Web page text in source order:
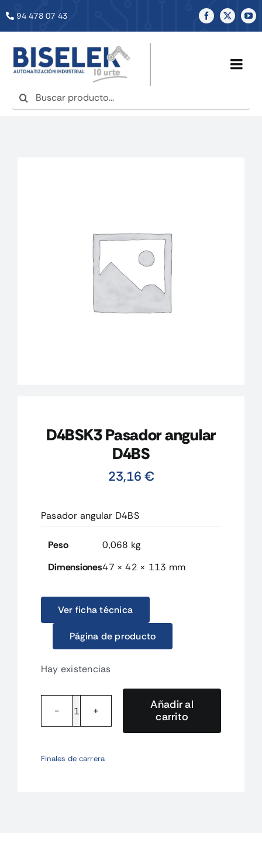
94 478 07 43
Buscar:
INICIO
D4BSK3 Pasador angular
D4BS
23,16 €
Pasador angular D4BS
Peso
0,068 kg
Dimensiones47 × 42 × 113 mm
Ver ficha técnica
Página de producto
Hay existencias
D4BSK3
D4BS
Añadir al
carrito
Finales de carrera